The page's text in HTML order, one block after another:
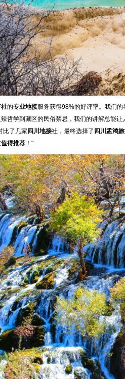
社的专业地接服务获得98%的好评率。我们
哲学到藏区的民俗禁忌，我们的讲解总能让
比了几家四川地接社，最终选择了 四川孟鸿
值得推荐 ！"